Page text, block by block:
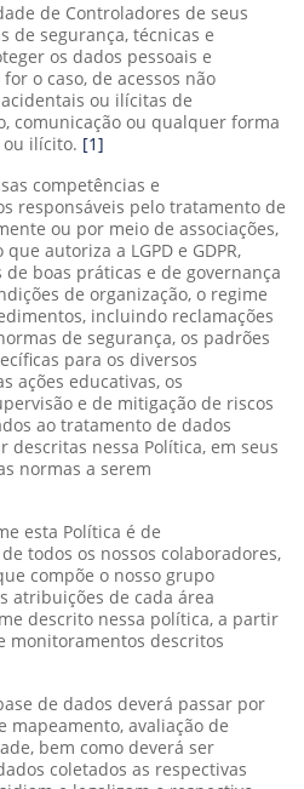
de Controladores de seus
de segurança, técnicas e
os dados pessoais e
o caso, de acessos não
ou ilícitas de
comunicação ou qualquer forma
ilícito. [1]
competências e
responsáveis pelo tratamento de
ou por meio de associações,
autoriza a LGPD e GDPR,
boas práticas e de governança
de organização, o regime
incluindo reclamações
de segurança, os padrões
para os diversos
ações educativas, os
e de mitigação de riscos
ao tratamento de dados
descritas nessa Política, em seus
normas a serem
esta Política é de
todos os nossos colaboradores,
compõe o nosso grupo
atribuições de cada área
descrito nessa política, a partir
monitoramentos descritos
de dados deverá passar por
mapeamento, avaliação de
bem como deverá ser
coletados as respectivas